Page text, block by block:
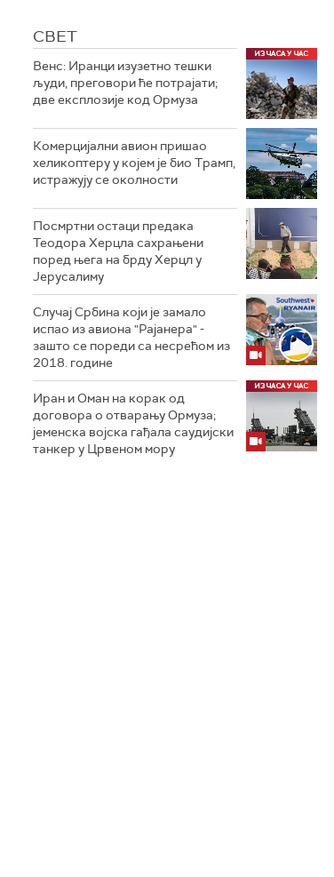
СВЕТ
Венс: Иранци изузетно тешки
људи, преговори ће потрајати;
две експлозије код Ормуза
Комерцијални авион пришао
хеликоптеру у којем је био Трамп,
истражују се околности
Посмртни остаци предака
Теодора Херцла сахрањени
поред њега на брду Херцл у
Јерусалиму
Случај Србина који је замало
испао из авиона "Рајанера" -
зашто се пореди са несрећом из
2018. године
Иран и Оман на корак од
договора о отварању Ормуза;
jеменска војска гађала саудијски
танкер у Црвеном мору